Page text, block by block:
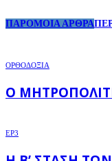
ΠΑΡΟΜΟΙΑ ΑΡΘΡΑ
ΟΡΘΟΔΟΞΙΑ
Ο
EP3